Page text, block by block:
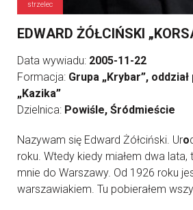
strzelec
EDWARD ŻÓŁCIŃSKI
Data wywiadu: 2005-11-22
Formacja: Grupa „Krybar”,
„Kazika”
Dzielnica: Powiśle, Śródmieście
Nazywam się Edward Żółciński. Uro
roku. Wtedy kiedy miałem dwa
mnie do Warszawy. Od 1926 roku
warszawiakiem. Tu pobierałem